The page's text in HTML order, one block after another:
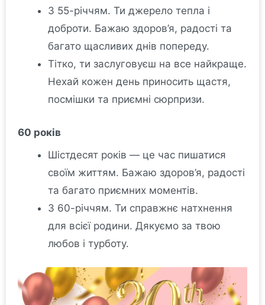
З 55-річчям. Ти джерело тепла і
доброти. Бажаю здоров’я, радості та
багато щасливих днів попереду.
Тітко, ти заслуговуєш на все найкраще.
Нехай кожен день приносить щастя,
посмішки та приємні сюрпризи.
60 років
Шістдесят років — це час пишатися
своїм життям. Бажаю здоров’я, радості
та багато приємних моментів.
З 60-річчям. Ти справжнє натхнення
для всієї родини. Дякуємо за твою
любов і турботу.